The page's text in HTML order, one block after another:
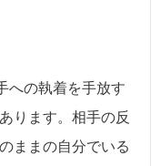
への執着を手放す
ります。相手の反
ままの自分でいる